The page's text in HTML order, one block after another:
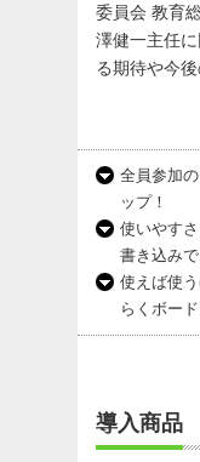
委員会 教育
澤健一主任
る期待や今
全員参加
ップ！
使いやす
書き込みで
使えば使
らくボー
導入商品